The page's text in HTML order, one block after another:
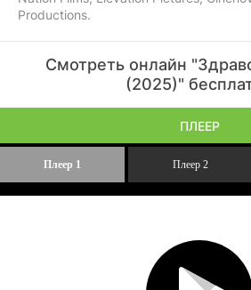
Productions.
Смотреть онлайн
(2025)"
ПЛЕЕР
Плеер 1 Плеер 2